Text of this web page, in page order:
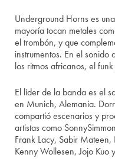
Underground Horns es una
mayoría tocan metales
eltrombón, y que
instrumentos. En el sonido
los ritmos africanos, el
El líder de la banda es el
en Munich, Alemania. Dorr
compartió escenarios y
artistascomo Sonny
Frank Lacy, Sabir Mateen,
KennyWollesen,Jojo Kuo